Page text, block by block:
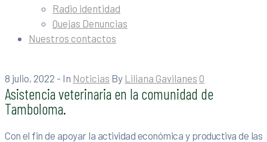
Radio identidad
Quejas Denuncias
Nuestros contactos
8 julio, 2022 - In Noticias By Liliana Gavilanes 0
Asistencia veterinaria en la comunidad de
Tamboloma.
Con el fin de apoyar la actividad económica y productiva de las